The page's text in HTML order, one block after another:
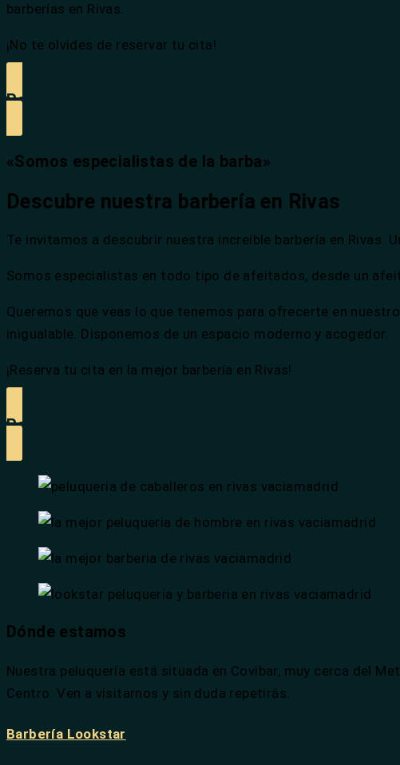
barberías en Rivas.
¡No te olvides de reservar tu cita!
Reservar cita
«Somos especialistas de la barba»
Descubre nuestra barbería en Rivas
Te invitamos a descubrir nuestra increíble barbería en Rivas.
Somos especialistas en todo tipo de afeitados, desde un
Queremos que veas lo que tenemos para ofrecerte en
inigualable. Disponemos de un espacio moderno y acogedor.
¡Reserva tu cita en la mejor barbería en Rivas!
Reservar cita
Dónde estamos
Nuestra peluquería está situada en Covibar, muy cerca del
Centro. Ven a visitarnos y sin duda repetirás.
Barbería Lookstar